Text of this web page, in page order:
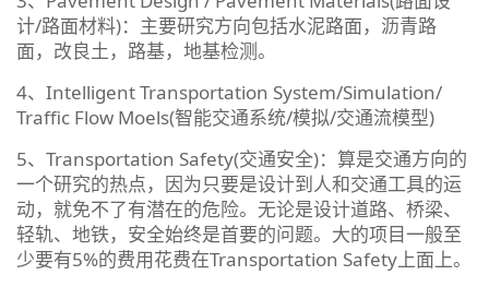
计/路面材料)：主要研究方向包括水泥路面，沥青路
面，改良土，路基，地基检测。
4、Intelligent Transportation System/Simulation/
Traffic Flow Moels(智能交通系统/模拟/交通流模型)
5、Transportation Safety(交通安全)：算是交通方向的
一个研究的热点，因为只要是设计到人和交通工具的运
动，就免不了有潜在的危险。无论是设计道路、桥梁、
轻轨、地铁，安全始终是首要的问题。大的项目一般至
少要有5%的费用花费在Transportation Safety上面上。